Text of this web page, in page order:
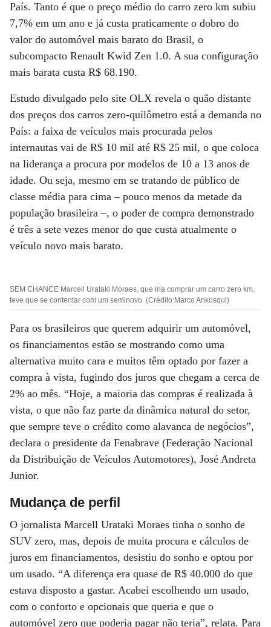
País. Tanto é que o preço médio do carro zero km subiu
7,7% em um ano e já custa praticamente o dobro do
valor do automóvel mais barato do Brasil, o
subcompacto Renault Kwid Zen 1.0. A sua configuração
mais barata custa R$ 68.190.
Estudo divulgado pelo site OLX revela o quão distante
dos preços dos carros zero-quilômetro está a demanda no
País: a faixa de veículos mais procurada pelos
internautas vai de R$ 10 mil até R$ 25 mil, o que coloca
na liderança a procura por modelos de 10 a 13 anos de
idade. Ou seja, mesmo em se tratando de público de
classe média para cima – pouco menos da metade da
população brasileira –, o poder de compra demonstrado
é três a sete vezes menor do que custa atualmente o
veículo novo mais barato.
SEM CHANCE Marcell Urataki Moraes, que iria comprar um carro zero km,
teve que se contentar com um seminovo (Crédito:Marco Ankosqui)
Para os brasileiros que querem adquirir um automóvel,
os financiamentos estão se mostrando como uma
alternativa muito cara e muitos têm optado por fazer a
compra à vista, fugindo dos juros que chegam a cerca de
2% ao mês. “Hoje, a maioria das compras é realizada à
vista, o que não faz parte da dinâmica natural do setor,
que sempre teve o crédito como alavanca de negócios”,
declara o presidente da Fenabrave (Federação Nacional
da Distribuição de Veículos Automotores), José Andreta
Junior.
Mudança de perfil
O jornalista Marcell Urataki Moraes tinha o sonho de
SUV zero, mas, depois de muita procura e cálculos de
juros em financiamentos, desistiu do sonho e optou por
um usado. “A diferença era quase de R$ 40.000 do que
estava disposto a gastar. Acabei escolhendo um usado,
com o conforto e opcionais que queria e que o
automóvel zero que poderia pagar não teria”, relata. Para